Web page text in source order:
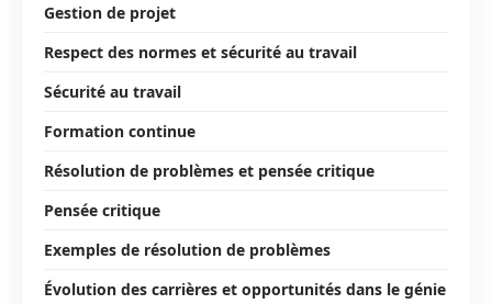
Gestion de projet
Respect des normes et sécurité au travail
Sécurité au travail
Formation continue
Résolution de problèmes et pensée critique
Pensée critique
Exemples de résolution de problèmes
Évolution des carrières et opportunités dans le génie